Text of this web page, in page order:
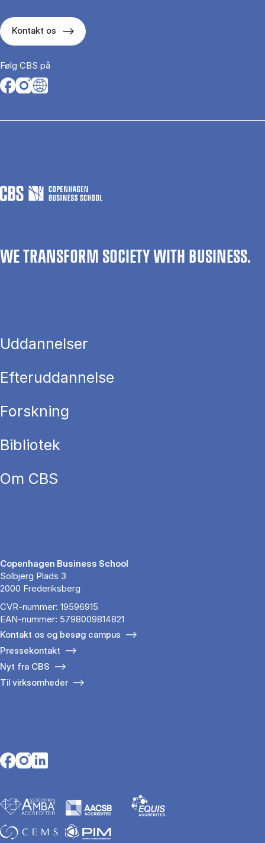
Kontakt os
Følg CBS på
Opens in a new tab
Opens in a new tab
Opens in a new tab
WE TRANSFORM SOCIETY WITH BUSINESS.
Uddannelser
Efteruddannelse
Forskning
Bibliotek
Om CBS
Copenhagen Business School
Solbjerg Plads 3
2000 Frederiksberg
CVR-nummer: 19596915
EAN-nummer: 5798009814821
Kontakt os og besøg campus
Pressekontakt
Nyt fra CBS
Til virksomheder
Opens in a new tab
Opens in a new tab
Opens in a new tab